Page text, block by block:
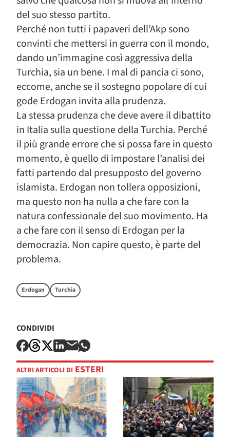
del suo stesso partito.
Perché non tutti i papaveri dell’Akp sono
convinti che mettersi in guerra con il mondo,
dando un’immagine così aggressiva della
Turchia, sia un bene. I mal di pancia ci sono,
eccome, anche se il sostegno popolare di cui
gode Erdogan invita alla prudenza.
La stessa prudenza che deve avere il dibattito
in Italia sulla questione della Turchia. Perché
il più grande errore che si possa fare in questo
momento, è quello di impostare l’analisi dei
fatti partendo dal presupposto del governo
islamista. Erdogan non tollera opposizioni,
ma questo non ha nulla a che fare con la
natura confessionale del suo movimento. Ha
a che fare con il senso di Erdogan per la
democrazia. Non capire questo, è parte del
problema.
Erdogan Turchia
CONDIVIDI
ALTRI ARTICOLI DI ESTERI